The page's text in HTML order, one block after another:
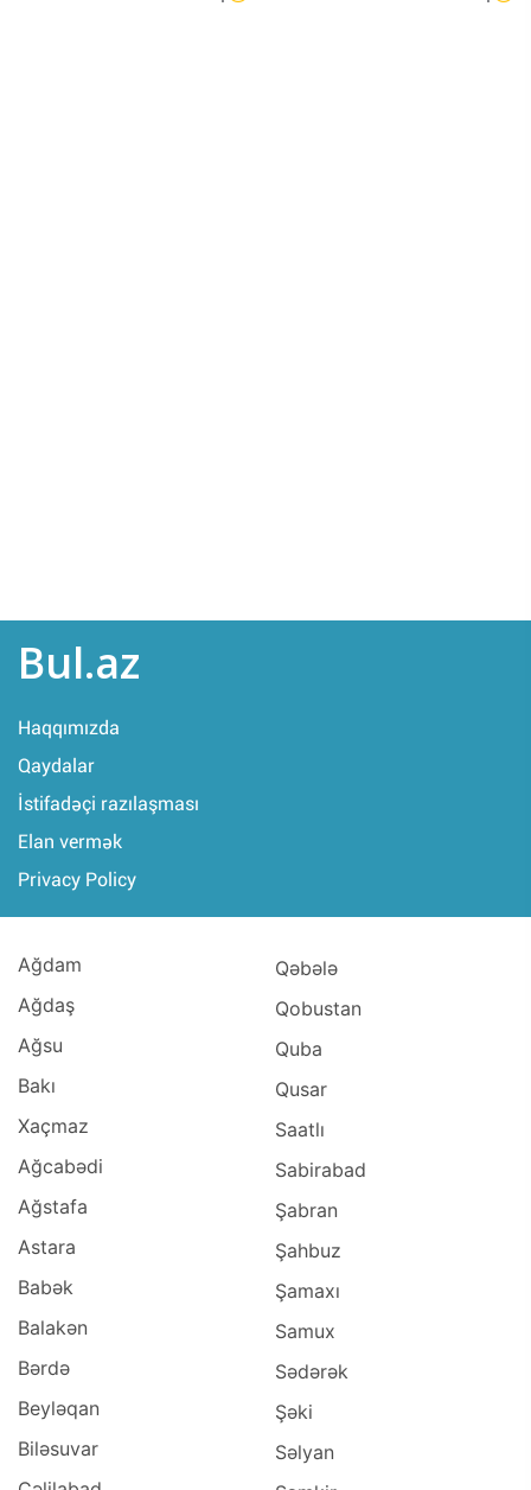
Bul.az
Haqqımızda
Qaydalar
İstifadəçi razılaşması
Elan vermək
Privacy Policy
Ağdam
Ağdaş
Ağsu
Bakı
Xaçmaz
Ağcabədi
Ağstafa
Astara
Babək
Balakən
Bərdə
Beyləqan
Biləsuvar
Qəbələ
Qobustan
Quba
Qusar
Saatlı
Sabirabad
Şabran
Şahbuz
Şamaxı
Samux
Sədərək
Şəki
Səlyan